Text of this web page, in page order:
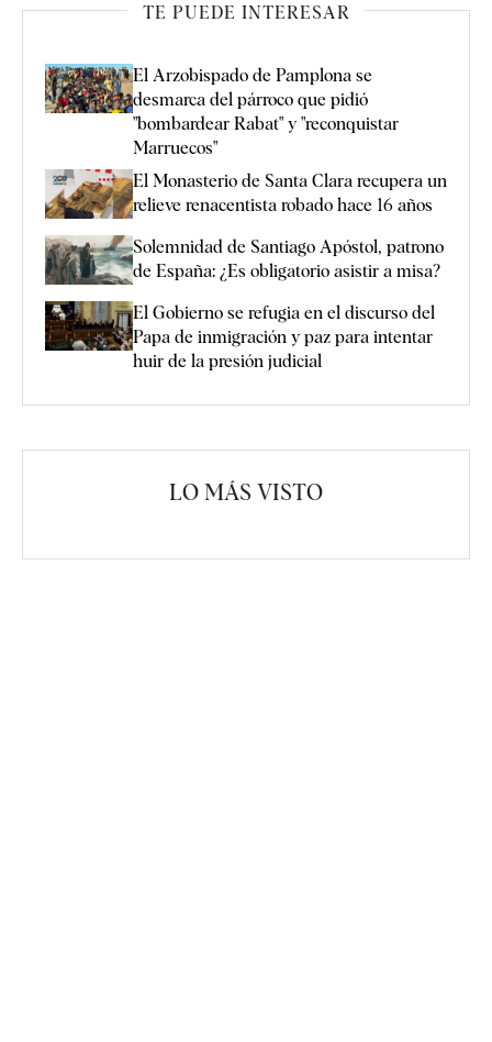
TE PUEDE INTERESAR
El Arzobispado de Pamplona se
desmarca del párroco que pidió
"bombardear Rabat" y "reconquistar
Marruecos"
El Monasterio de Santa Clara recupera un
relieve renacentista robado hace 16 años
Solemnidad de Santiago Apóstol, patrono
de España: ¿Es obligatorio asistir a misa?
El Gobierno se refugia en el discurso del
Papa de inmigración y paz para intentar
huir de la presión judicial
LO MÁS VISTO